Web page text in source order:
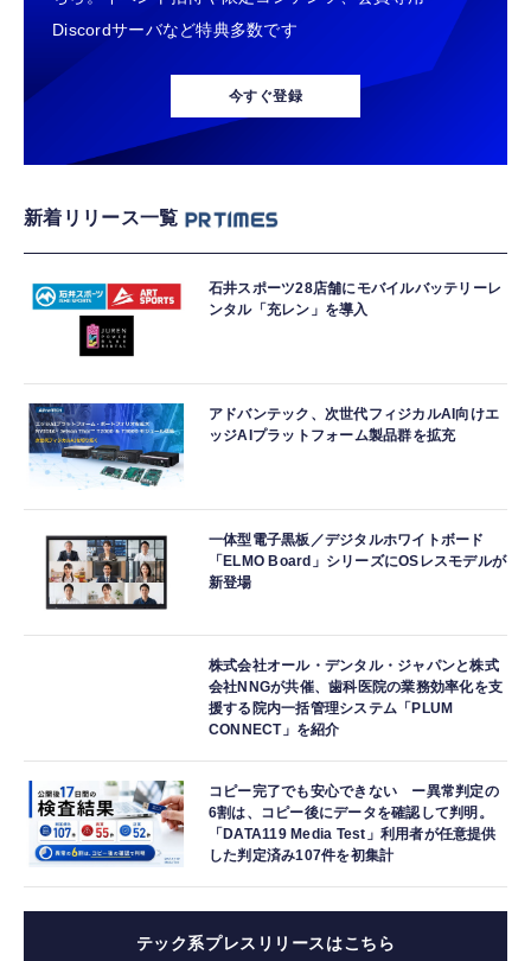
Discordサーバなど特典多数です
今すぐ登録
新着リリース一覧
石井スポーツ28店舗にモバイルバッテリーレ
ンタル「充レン」を導入
アドバンテック、次世代フィジカルAI向けエ
ッジAIプラットフォーム製品群を拡充
一体型電子黒板／デジタルホワイトボード
「ELMO Board」シリーズにOSレスモデルが
新登場
株式会社オール・デンタル・ジャパンと株式
会社NNGが共催、歯科医院の業務効率化を支
援する院内一括管理システム「PLUM
CONNECT」を紹介
コピー完了でも安心できない ー異常判定の
6割は、コピー後にデータを確認して判明。
「DATA119 Media Test」利用者が任意提供
した判定済み107件を初集計
テック系プレスリリースはこちら